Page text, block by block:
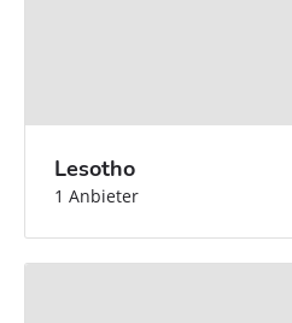
Lesotho
1 Anbieter